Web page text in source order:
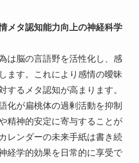
メタ認知能力向上の神経科学
は脳の言語野を活性化し、感
ます。これにより感情の曖昧
するメタ認知が高まります。
化が扁桃体の過剰活動を抑制
精神的安定に寄与することが
レンダーの未来手紙は書き続
経学的効果を日常的に享受で